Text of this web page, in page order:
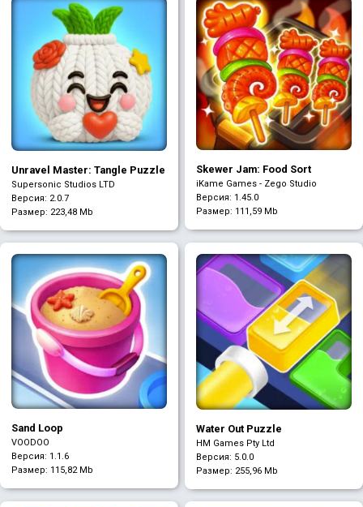
Unravel Master: Tangle Puzzle
Supersonic Studios LTD
Версия: 2.0.7
Размер: 223,48 Mb
Skewer Jam: Food Sort
iKame Games - Zego Studio
Версия: 1.45.0
Размер: 111,59 Mb
Sand Loop
VOODOO
Версия: 1.1.6
Размер: 115,82 Mb
Water Out Puzzle
HM Games Pty Ltd
Версия: 5.0.0
Размер: 255,96 Mb